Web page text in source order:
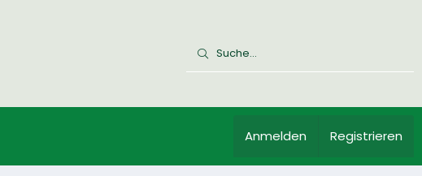
Anmelden Registrieren